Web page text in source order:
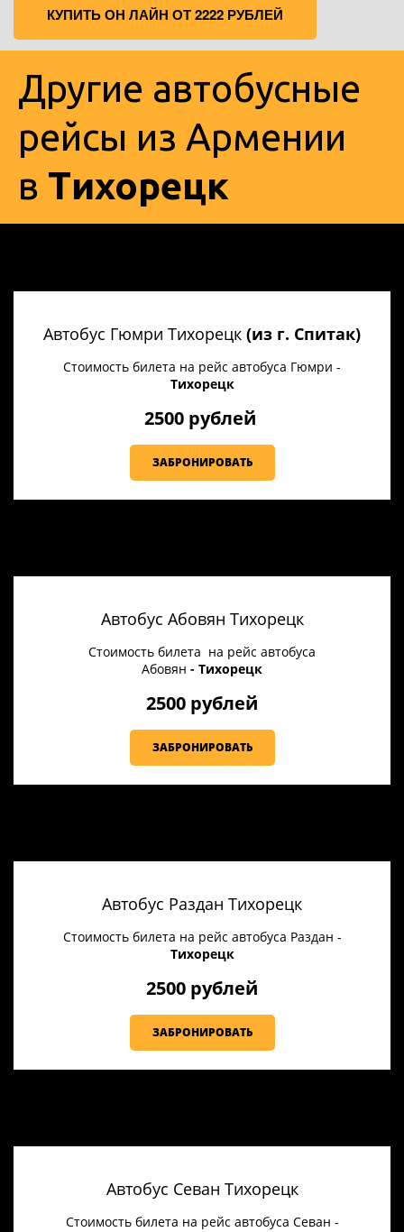
КУПИТЬ ОН ЛАЙН ОТ 2222 РУБЛЕЙ
Другие автобусные
рейсы из Армении
в Тихорецк
Автобус Гюмри Тихорецк (из г. Спитак)
Стоимость билета на рейс автобуса Гюмри -
Тихорецк
2500 рублей
ЗАБРОНИРОВАТЬ
Автобус Абовян Тихорецк
Стоимость билета на рейс автобуса
Абовян - Тихорецк
2500 рублей
ЗАБРОНИРОВАТЬ
Автобус Раздан Тихорецк
Стоимость билета на рейс автобуса Раздан -
Тихорецк
2500 рублей
ЗАБРОНИРОВАТЬ
Автобус Севан Тихорецк
Стоимость билета на рейс автобуса Севан -